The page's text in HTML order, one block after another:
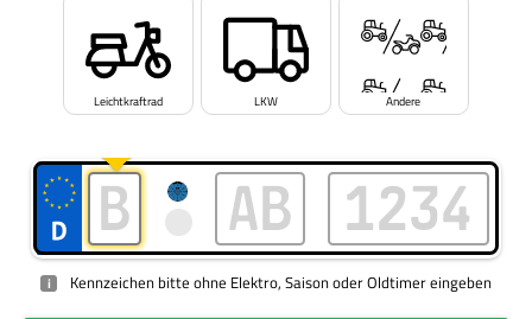
Leichtkraftrad LKW Andere
i Kennzeichen bitte ohne Elektro, Saison oder Oldtimer eingeben